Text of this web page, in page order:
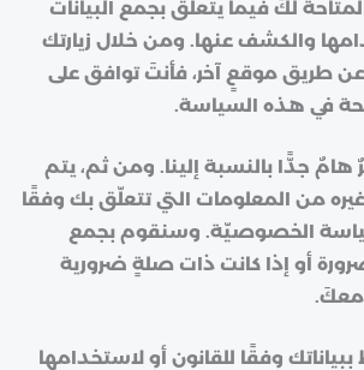
لكَ فيما يتعلَّق بجمع البيانات
والكشف عنها. ومن خلال زيارتك
طريق موقعٍ آخر، فأنتَ توافق على
في هذه السياسة.
هامٌ جدًّا بالنسبة إلينا. ومن ثم، يتم
من المعلومات التي تتعلّق بك وفقًا
الخصوصيّة. وسنقوم بجمع
أو إذا كانت ذات صلةٍ ضرورية
معكَ.
وفقًا للقانون أو لاستخدامها